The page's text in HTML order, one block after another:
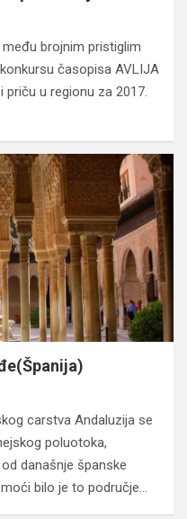
brojnim pristiglim
časopisa AVLIJA
priču u regionu za 2017.
carstva Andaluzija se
poluotoka,
današnje španske
bilo je to područje…